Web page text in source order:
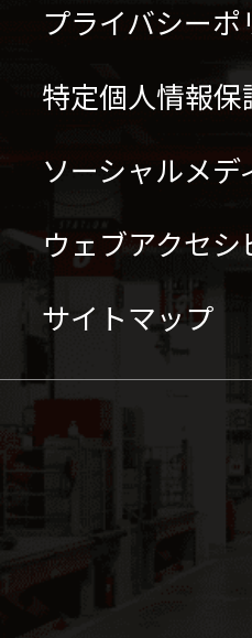
プライバシーポ
特定個人情報保
ソーシャルメデ
ウェブアクセシ
サイトマップ